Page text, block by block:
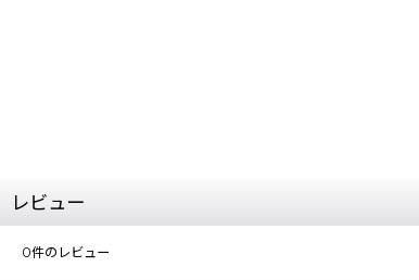
レビュー
0件のレビュー